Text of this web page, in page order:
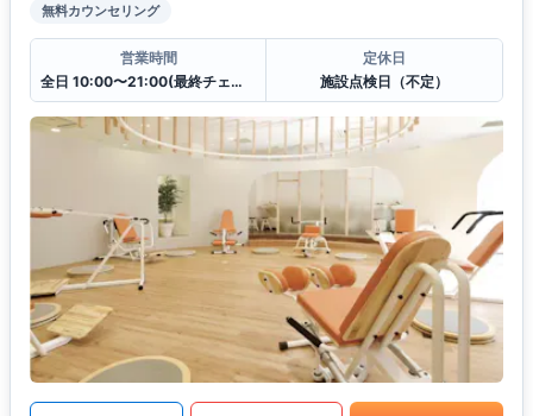
無料カウンセリング
営業時間
全日 10:00〜21:00(最終チェックイン20:30)
定休日
施設点検日（不定）